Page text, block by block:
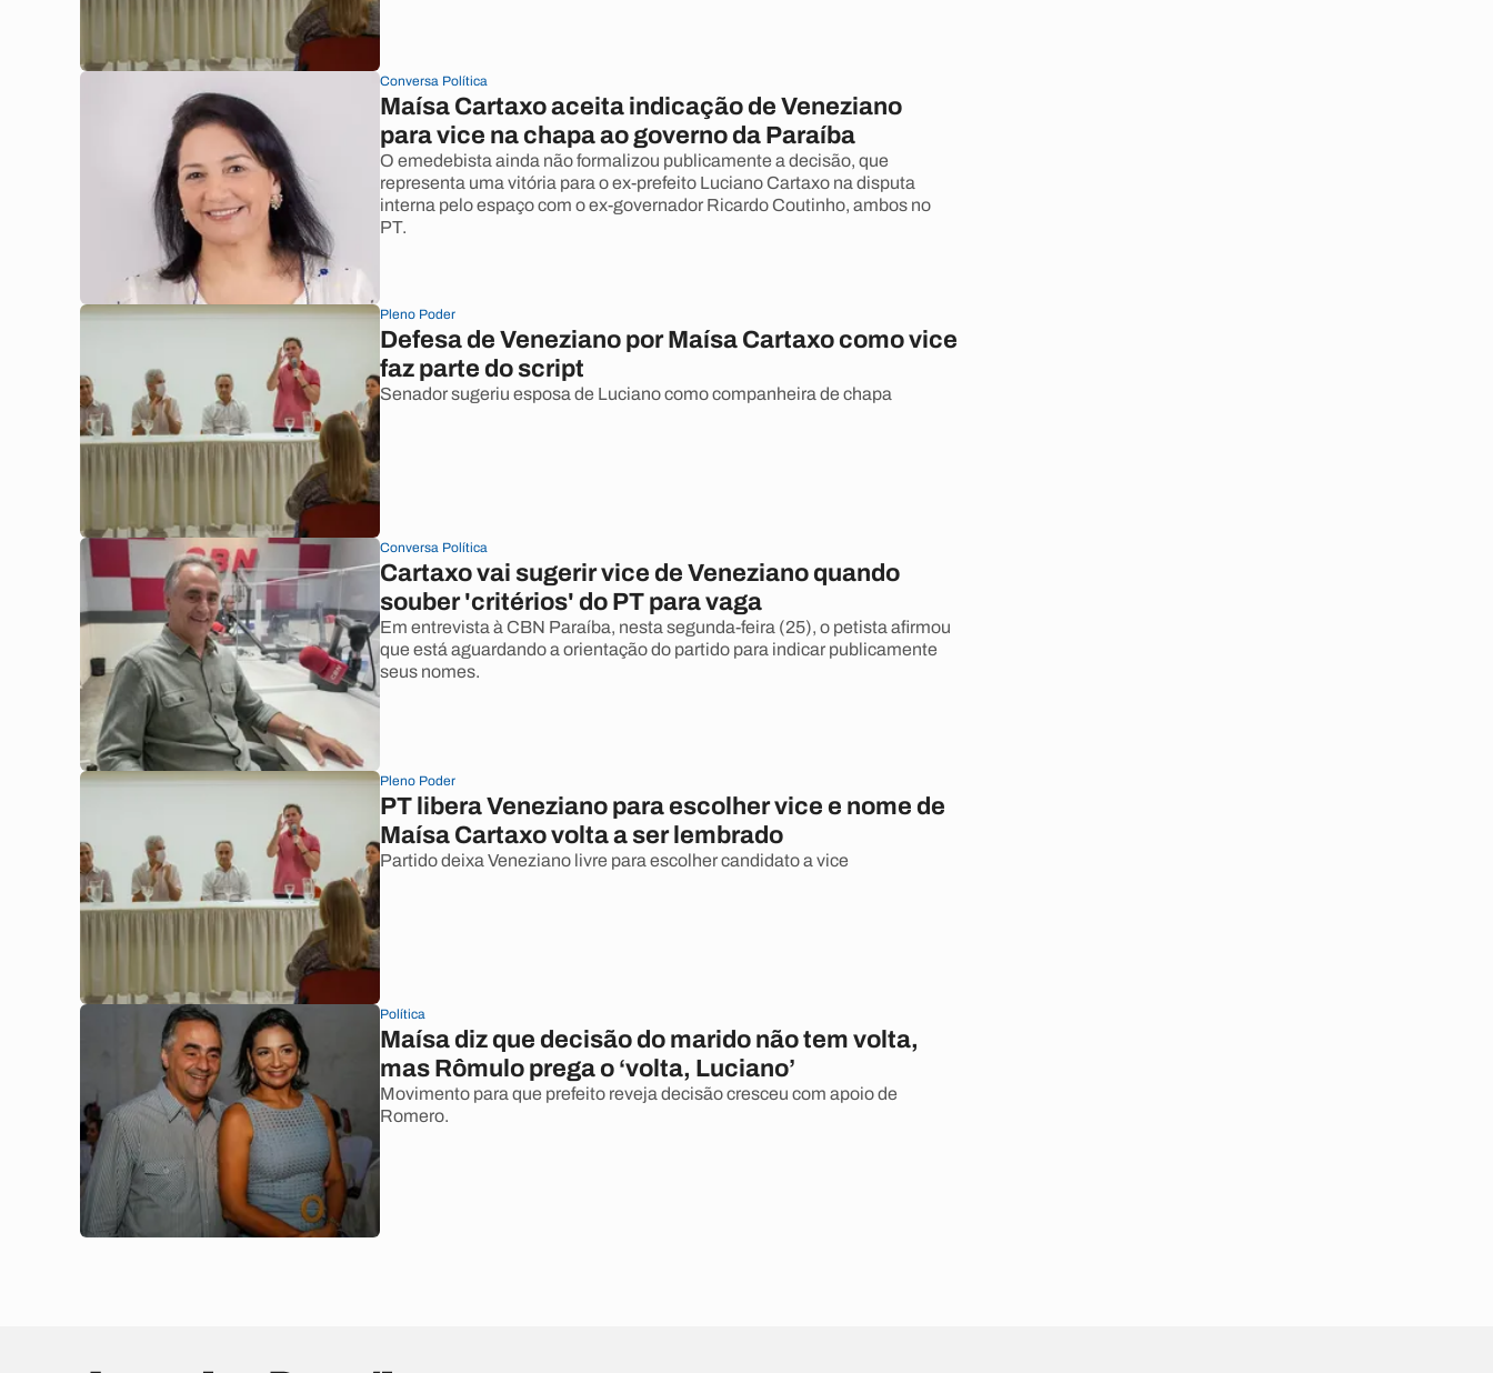
Conversa Política
Maísa Cartaxo aceita indicação de Veneziano
para vice na chapa ao governo da Paraíba
O emedebista ainda não formalizou publicamente a decisão, que
representa uma vitória para o ex-prefeito Luciano Cartaxo na disputa
interna pelo espaço com o ex-governador Ricardo Coutinho, ambos no
PT.
Pleno Poder
Defesa de Veneziano por Maísa Cartaxo como vice
faz parte do script
Senador sugeriu esposa de Luciano como companheira de chapa
Conversa Política
Cartaxo vai sugerir vice de Veneziano quando
souber 'critérios' do PT para vaga
Em entrevista à CBN Paraíba, nesta segunda-feira (25), o petista afirmou
que está aguardando a orientação do partido para indicar publicamente
seus nomes.
Pleno Poder
PT libera Veneziano para escolher vice e nome de
Maísa Cartaxo volta a ser lembrado
Partido deixa Veneziano livre para escolher candidato a vice
Política
Maísa diz que decisão do marido não tem volta,
mas Rômulo prega o ‘volta, Luciano’
Movimento para que prefeito reveja decisão cresceu com apoio de
Romero.